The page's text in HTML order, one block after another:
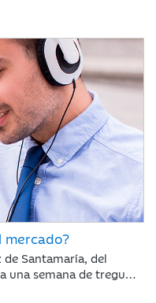
y la tensión en
parte del terreno
mercado?
Santamaría, del
una semana de tregua
de avances en las